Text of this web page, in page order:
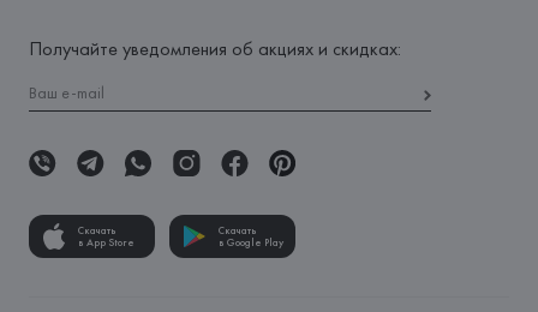
Получайте уведомления об акциях и скидках:
Скачать
в App Store
Скачать
в Google Play